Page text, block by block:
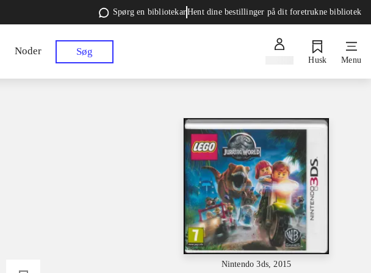
Spørg en bibliotekarHent dine bestillinger på dit foretrukne bibliotek
Noder Søg
Husk Menu
Nintendo 3ds, 2015